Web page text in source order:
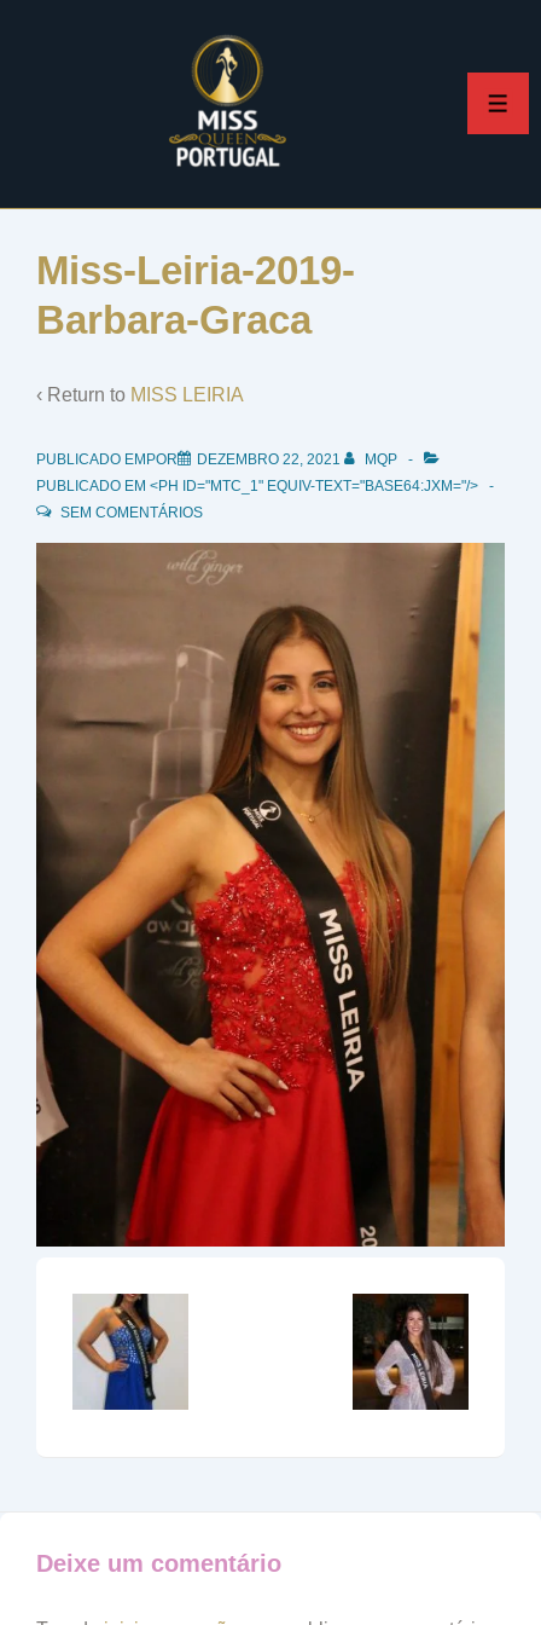
Miss-Leiria-2019-
Barbara-Graca
‹ Return to MISS LEIRIA
PUBLICADO EMPOR DEZEMBRO 22, 2021
MQP
PUBLICADO EM <PH ID="MTC_1" EQUIV-TEXT="BASE64:JXM="/>
SEM COMENTÁRIOS
Deixe um comentário